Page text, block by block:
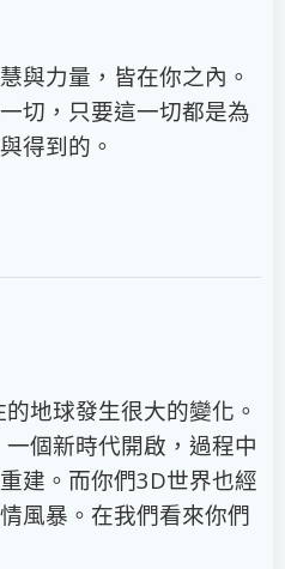
與力量，皆在你之內。
切，只要這一切都是為
得到的。
地球發生很大的變化。
個新時代開啟，過程中
建。而你們3D世界也經
風暴。在我們看來你們